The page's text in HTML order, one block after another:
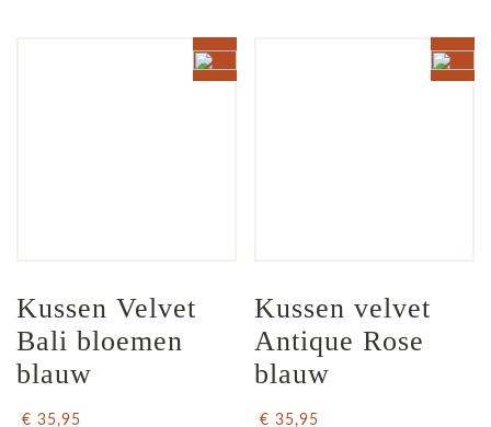
Kussen Velvet
Bali bloemen
blauw
€ 35,95
Kussen velvet
Antique Rose
blauw
€ 35,95